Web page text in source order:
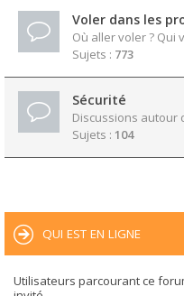
Voler dans les
Où aller voler ? Qui
Sujets : 773
Sécurité
Discussions autour
Sujets : 104
QUI EST EN LIGNE
Utilisateurs parcourant ce